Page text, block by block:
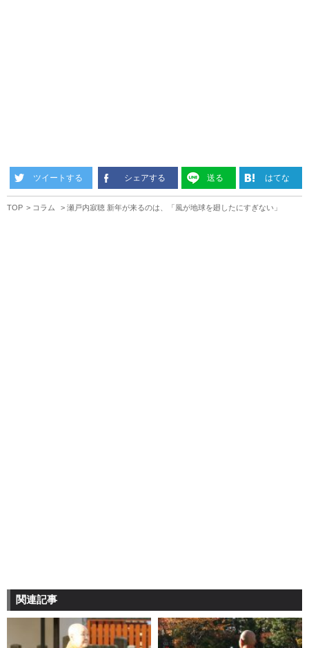
ツイートする シェアする 送る はてな
TOP コラム 瀬戸内寂聴 新年が来るのは、「風が地球を廻したにすぎない」
関連記事